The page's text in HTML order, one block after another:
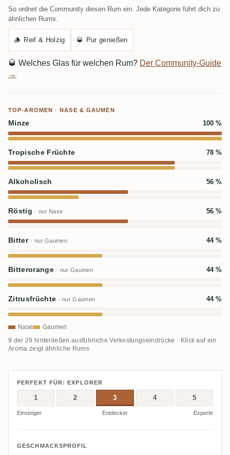
So ordnet die Community diesen Rum ein. Jede Kategorie führt dich zu
ähnlichen Rums.
🪵 Reif & Holzig 🥃 Pur genießen
🥃 Welches Glas für welchen Rum? Der Community-Guide
→
TOP-AROMEN · NASE & GAUMEN
Minze 100 %
Tropische Früchte 78 %
Alkoholisch 56 %
Röstig · nur Nase 56 %
Bitter · nur Gaumen 44 %
Bitterorange · nur Gaumen 44 %
Zitrusfrüchte · nur Gaumen 44 %
Nase Gaumen
9 der 29 hinterließen ausführliche Verkostungseindrücke · Klick auf ein
Aroma zeigt ähnliche Rums
PERFEKT FÜR: EXPLORER
1 2 3 4 5
Einsteiger Entdecker Experte
GESCHMACKSPROFIL